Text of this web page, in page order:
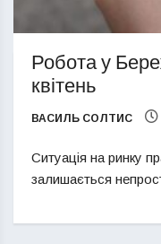
Робота у
квітень
ВАСИЛЬ СОЛТИС
Ситуація на ринку
залишається